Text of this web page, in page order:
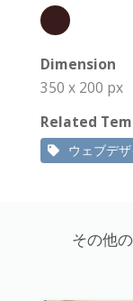
Dimension
350 x 200 px
Related
ウェブデ
その他